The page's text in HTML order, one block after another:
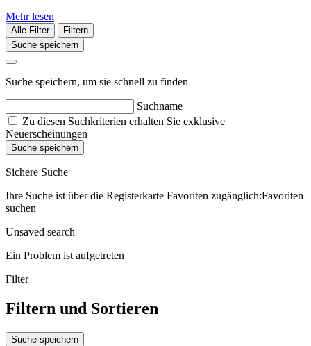
Mehr lesen
Alle Filter
Filtern
Suche speichern
Suche speichern, um sie schnell zu finden
Suchname
Zu diesen Suchkriterien erhalten Sie exklusive
Neuerscheinungen
Suche speichern
Sichere Suche
Ihre Suche ist über die Registerkarte Favoriten zugänglich:Favoriten
suchen
Unsaved search
Ein Problem ist aufgetreten
Filter
Filtern und Sortieren
Suche speichern